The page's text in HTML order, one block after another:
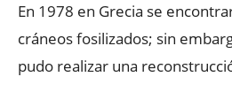
En 1978 en Grecia se
cráneos fosilizados; sin
pudo realizar una